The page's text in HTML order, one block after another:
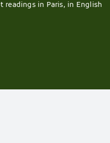
readings in Paris, in English